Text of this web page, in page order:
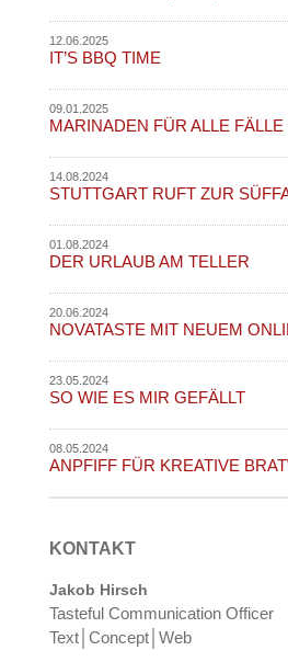
12.06.2025
IT’S BBQ TIME
09.01.2025
MARINADEN FÜR ALLE FÄLLE
14.08.2024
STUTTGART RUFT ZUR
01.08.2024
DER URLAUB AM TELLER
20.06.2024
NOVATASTE MIT NEUEM
23.05.2024
SO WIE ES MIR GEFÄLLT
08.05.2024
ANPFIFF FÜR KREATIVE
KONTAKT
Jakob Hirsch
Tasteful Communication Officer
Text│Concept│Web